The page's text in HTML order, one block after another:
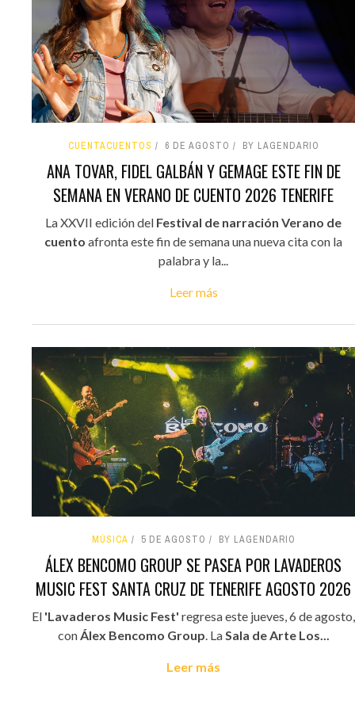
CUENTACUENTOS 6 DE AGOSTO BY LAGENDARIO
ANA TOVAR, FIDEL GALBÁN Y GEMAGE ESTE FIN DE
SEMANA EN VERANO DE CUENTO 2026 TENERIFE
La XXVII edición del Festival de narración Verano de
cuento afronta este fin de semana una nueva cita con la
palabra y la...
Leer más
MÚSICA 5 DE AGOSTO BY LAGENDARIO
ÁLEX BENCOMO GROUP SE PASEA POR LAVADEROS
MUSIC FEST SANTA CRUZ DE TENERIFE AGOSTO 2026
El 'Lavaderos Music Fest' regresa este jueves, 6 de agosto,
conÁlex Bencomo Group. LaSala de Arte Los...
Leer más